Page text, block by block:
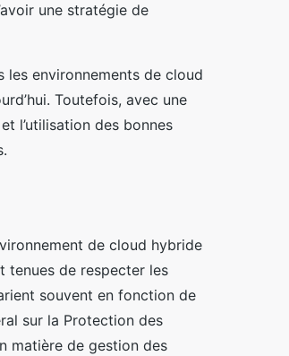
une stratégie de
les environnements de cloud
Toutefois, avec une
l’utilisation des bonnes
de cloud hybride
tenues de respecter les
souvent en fonction de
sur la Protection des
matière de gestion des